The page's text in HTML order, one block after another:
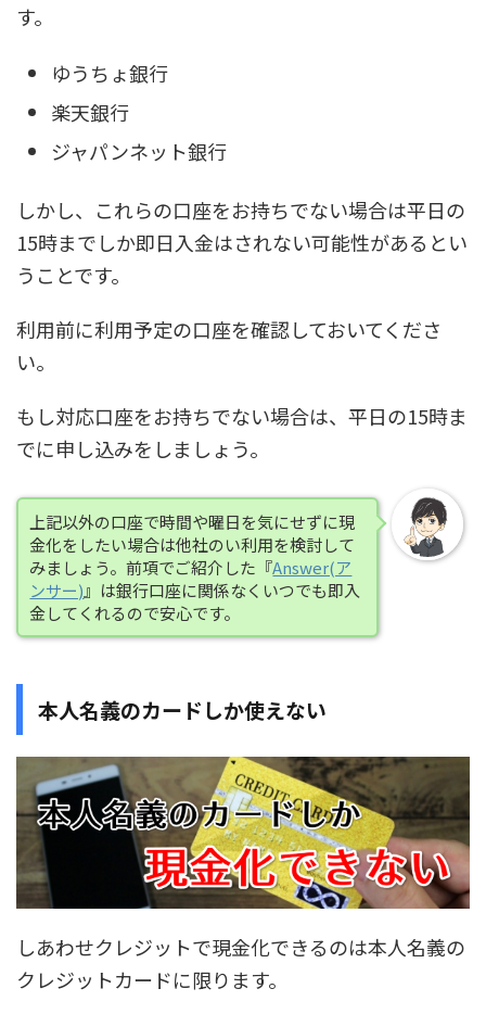
す。
ゆうちょ銀行
楽天銀行
ジャパンネット銀行
しかし、
これらの口座をお持ちでない場合は平日の
15時までしか即日入金はされない可能性がある とい
うことです。
利用前に利用予定の口座を確認しておいてくださ
い。
もし対応口座をお持ちでない場合は、平日の15時ま
でに申し込みをしましょう。
上記以外の口座で時間や曜日を気にせずに現
金化をしたい場合は他社のい利用を検討して
みましょう。前項でご紹介した『Answer(ア
ンサー)』は銀行口座に関係なくいつでも即入
金してくれるので安心です。
本人名義のカードしか使えない
しあわせクレジットで現金化できるのは本人名義の
クレジットカードに限ります。